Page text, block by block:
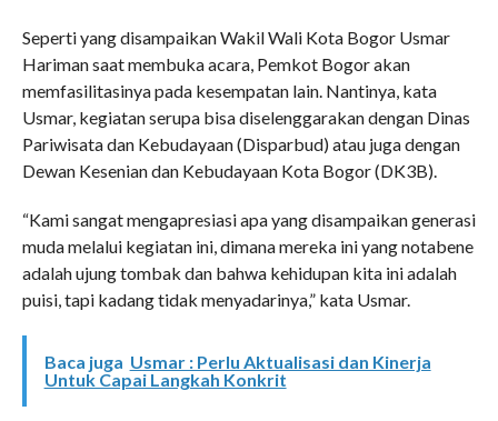
Seperti yang disampaikan Wakil Wali Kota Bogor Usmar
Hariman saat membuka acara, Pemkot Bogor akan
memfasilitasinya pada kesempatan lain. Nantinya, kata
Usmar, kegiatan serupa bisa diselenggarakan dengan Dinas
Pariwisata dan Kebudayaan (Disparbud) atau juga dengan
Dewan Kesenian dan Kebudayaan Kota Bogor (DK3B).
“Kami sangat mengapresiasi apa yang disampaikan generasi
muda melalui kegiatan ini, dimana mereka ini yang notabene
adalah ujung tombak dan bahwa kehidupan kita ini adalah
puisi, tapi kadang tidak menyadarinya,” kata Usmar.
Baca juga Usmar : Perlu Aktualisasi dan Kinerja
Untuk Capai Langkah Konkrit